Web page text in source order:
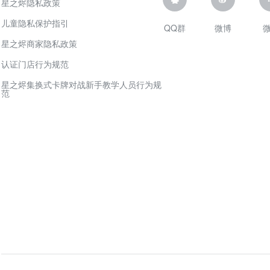
星之烬隐私政策
儿童隐私保护指引
星之烬商家隐私政策
认证门店行为规范
星之烬集换式卡牌对战新手教学人员行为规
范
QQ群 微博